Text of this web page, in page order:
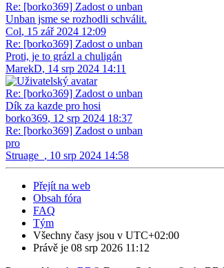
Re: [borko369] Zadost o unban
Unban jsme se rozhodli schválit.
Col, 15 zář 2024 12:09
Re: [borko369] Zadost o unban
Proti, je to grázl a chuligán
MarekD, 14 srp 2024 14:11
Re: [borko369] Zadost o unban
Dík za kazde pro hosi
borko369, 12 srp 2024 18:37
Re: [borko369] Zadost o unban
pro
Struage_ , 10 srp 2024 14:58
Přejít na web
Obsah fóra
FAQ
Tým
Všechny časy jsou v UTC+02:00
Právě je 08 srp 2026 11:12